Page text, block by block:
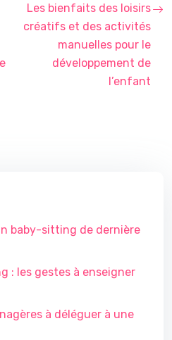
Les bienfaits des loisirs
créatifs et des activités
manuelles pour le
développement de
l’enfant
baby-sitting de dernière
: les gestes à enseigner
à déléguer à une